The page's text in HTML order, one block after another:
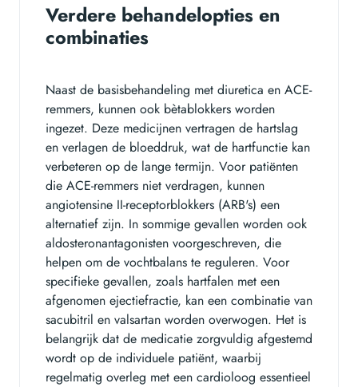
Verdere behandelopties en
combinaties
Naast de basisbehandeling met diuretica en ACE-
remmers, kunnen ook bètablokkers worden
ingezet. Deze medicijnen vertragen de hartslag
en verlagen de bloeddruk, wat de hartfunctie kan
verbeteren op de lange termijn. Voor patiënten
die ACE-remmers niet verdragen, kunnen
angiotensine II-receptorblokkers (ARB's) een
alternatief zijn. In sommige gevallen worden ook
aldosteronantagonisten voorgeschreven, die
helpen om de vochtbalans te reguleren. Voor
specifieke gevallen, zoals hartfalen met een
afgenomen ejectiefractie, kan een combinatie van
sacubitril en valsartan worden overwogen. Het is
belangrijk dat de medicatie zorgvuldig afgestemd
wordt op de individuele patiënt, waarbij
regelmatig overleg met een cardioloog essentieel